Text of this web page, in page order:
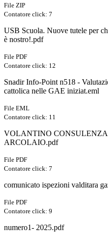
File ZIP
Contatore click: 7
USB Scuola. Nuove tutele per
è nostro!.pdf
File PDF
Contatore click: 12
Snadir Info-Point n518 -
cattolica nelle GAE iniziat.eml
File EML
Contatore click: 11
VOLANTINO
ARCOLAIO.pdf
File PDF
Contatore click: 7
comunicato ispezioni valditara
File PDF
Contatore click: 9
numero1- 2025.pdf